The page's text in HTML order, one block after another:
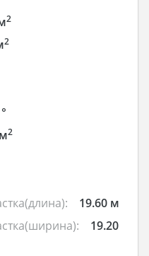
2
2
2
19.60 м
19.20